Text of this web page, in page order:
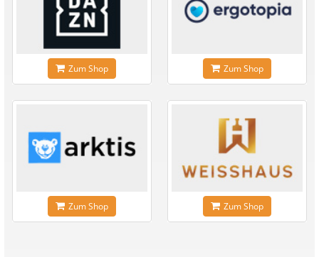
Zum Shop Zum Shop
Zum Shop Zum Shop